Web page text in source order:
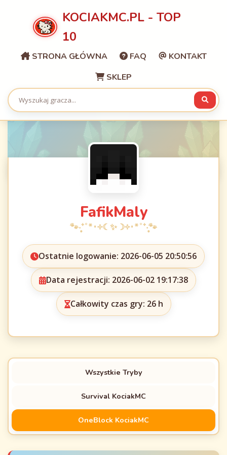
KOCIAKMC.PL - TOP
10
STRONA GŁÓWNA FAQ
KONTAKT
SKLEP
FafikMaly
Ostatnie logowanie: 2026-06-05 20:50:56
Data rejestracji: 2026-06-02 19:17:38
Całkowity czas gry: 26 h
Wszystkie Tryby
Survival KociakMC
OneBlock KociakMC